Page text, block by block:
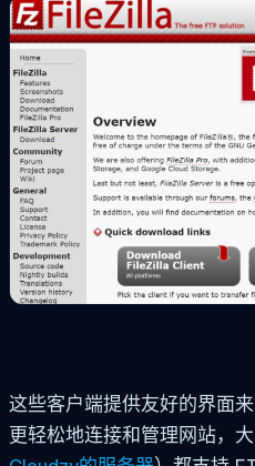
这些客户端提供友好的界面
更轻松地连接和管理网站，